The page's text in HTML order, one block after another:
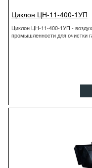
Циклон ЦН-11-400-1УП
Циклон ЦН-11-400-1УП -
промышленности для очистки